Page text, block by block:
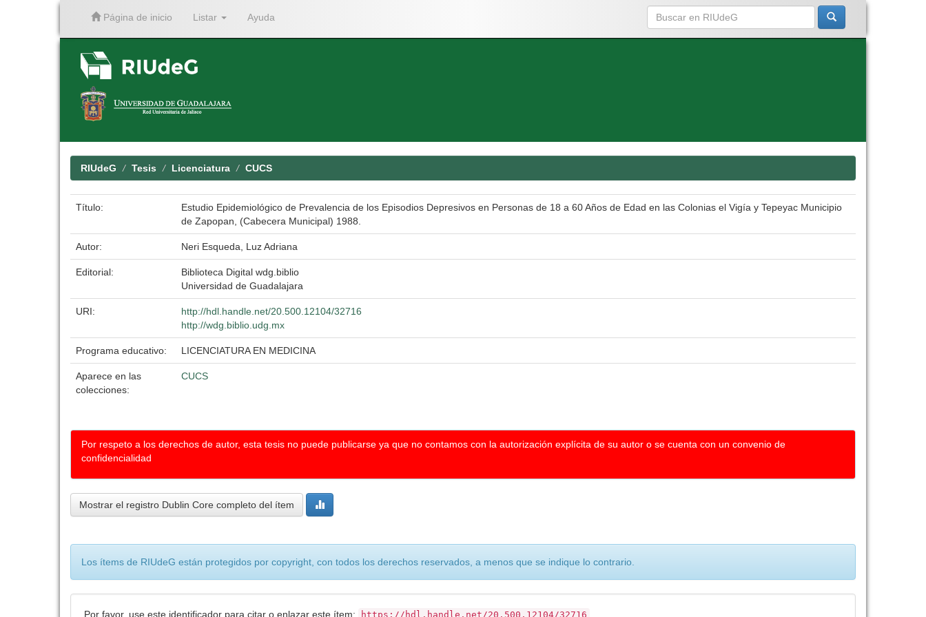
Página de inicio Listar Ayuda
RIUdeG Tesis Licenciatura CUCS
Título:
Estudio Epidemiológico de Prevalencia de los Episodios Depresivos en Personas de 18 a 60 Años de Edad en las Colonias el Vigía y Tepeyac Municipio
de Zapopan, (Cabecera Municipal) 1988.
Autor: Neri Esqueda, Luz Adriana
Editorial:
Biblioteca Digital wdg.biblio
Universidad de Guadalajara
URI:
http://hdl.handle.net/20.500.12104/32716
http://wdg.biblio.udg.mx
Programa educativo: LICENCIATURA EN MEDICINA
Aparece en las
colecciones:
CUCS
Por respeto a los derechos de autor, esta tesis no puede publicarse ya que no contamos con la autorización explícita de su autor o se cuenta con un convenio de
confidencialidad
Mostrar el registro Dublin Core completo del ítem
Los ítems de RIUdeG están protegidos por copyright, con todos los derechos reservados, a menos que se indique lo contrario.
Por favor, use este identificador para citar o enlazar este ítem: https://hdl.handle.net/20.500.12104/32716